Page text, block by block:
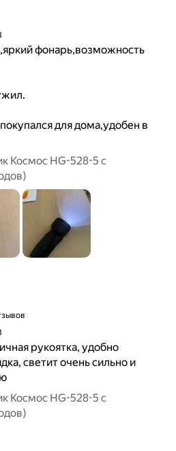
фонарь,возможность
для дома,удобен в
Космос HG-528-5 с
рукоятка, удобно
светит очень сильно и
Космос HG-528-5 с